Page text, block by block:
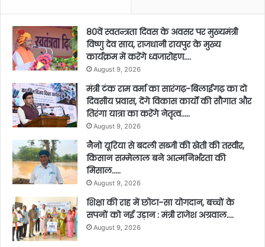
80वें स्वतन्त्रता दिवस के अवसर पर मुख्यमंत्री
विष्णु देव साय, राजधानी रायपुर के मुख्य
कार्यक्रम में करेंगे ध्वजारोहण….
August 9, 2026
मंत्री टंक राम वर्मा का सारंगढ़-बिलाईगढ़ का दो
दिवसीय प्रवास, देंगे विकास कार्यों की सौगात और
तिरंगा यात्रा का करेंगे नेतृत्व…..
August 9, 2026
नैनो यूरिया से बदली सब्जी की खेती की तस्वीर,
किसान सम्मेलाल बने आत्मनिर्भरता की
मिसाल…..
August 9, 2026
शिक्षा की राह में छोटा-सा योगदान, बच्चों के
सपनों को नई उड़ान : मंत्री राजेश अग्रवाल….
August 9, 2026